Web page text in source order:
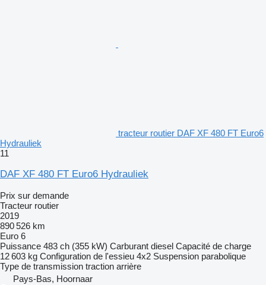
tracteur routier DAF XF 480 FT Euro6
Hydrauliek
11
DAF XF 480 FT Euro6 Hydrauliek
Prix sur demande
Tracteur routier
2019
890 526 km
Euro 6
Puissance 483 ch (355 kW) Carburant diesel Capacité de charge
12 603 kg Configuration de l'essieu 4x2 Suspension parabolique
Type de transmission traction arrière
Pays-Bas, Hoornaar